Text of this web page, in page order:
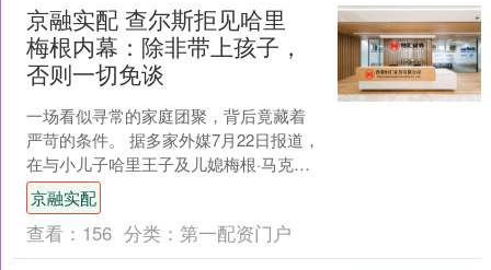
京融实配 查尔斯拒见哈里
梅根内幕：除非带上孩子，
否则一切免谈
一场看似寻常的家庭团聚，背后竟藏着
严苛的条件。 据多家外媒7月22日报道，
在与小儿子哈里王子及儿媳梅根·马克尔
分居近六年、关系几近冰点后，国王查
尔斯三世提出的会....
京融实配
查看： 156 分类： 第一配资门户